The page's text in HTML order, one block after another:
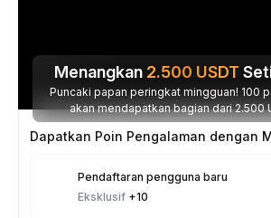
Menangkan 2.500 USDT
Puncaki papan peringkat mingguan! 100
akan mendapatkan bagian dari 2.500
minggunya.
Pendaftaran pengguna baru
Eksklusif +10